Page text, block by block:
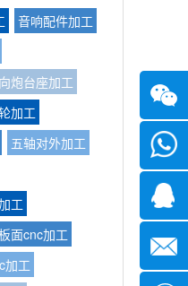
音响配件加工
炮台座加工
加工
五轴对外加工
工
面cnc加工
加工
微信